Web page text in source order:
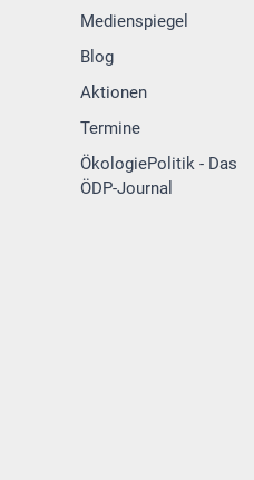
Medienspiegel
Blog
Aktionen
Termine
ÖkologiePolitik - Das
ÖDP-Journal